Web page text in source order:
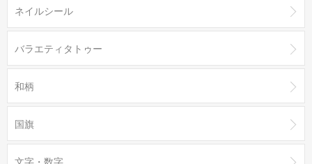
ネイルシール
バラエティタトゥー
和柄
国旗